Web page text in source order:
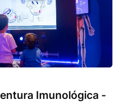
Imunológica -